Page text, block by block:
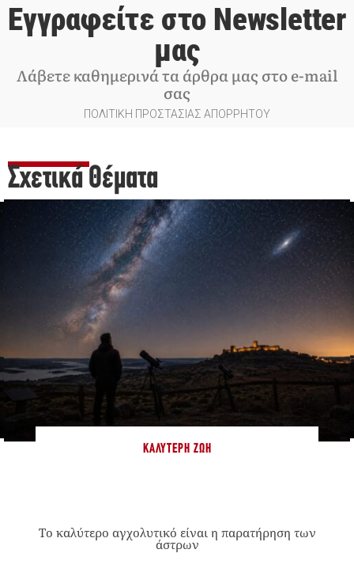
Εγγραφείτε στο Newsletter
μας
Λάβετε καθημερινά τα άρθρα μας στο e-mail
σας
ΠΟΛΙΤΙΚΗ ΠΡΟΣΤΑΣΙΑΣ ΑΠΟΡΡΗΤΟΥ
Σχετικά Θέματα
ΚΑΛΎΤΕΡΗ ΖΩΉ
Το καλύτερο αγχολυτικό είναι η παρατήρηση των
άστρων